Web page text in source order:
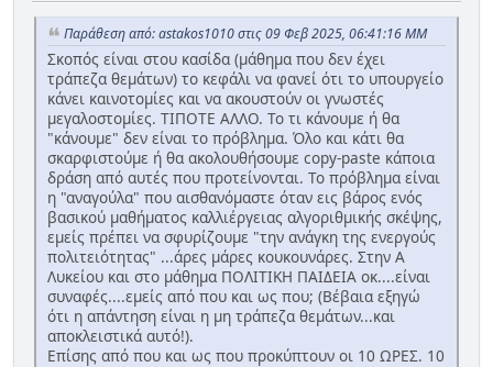
Παράθεση από: astakos1010 στις 09 Φεβ 2025, 06:41:16 ΜΜ
Σκοπός είναι στου κασίδα (μάθημα που δεν έχει
τράπεζα θεμάτων) το κεφάλι να φανεί ότι το υπουργείο
κάνει καινοτομίες και να ακουστούν οι γνωστές
μεγαλοστομίες. ΤΙΠΟΤΕ ΑΛΛΟ. Το τι κάνουμε ή θα
"κάνουμε" δεν είναι το πρόβλημα. Όλο και κάτι θα
σκαρφιστούμε ή θα ακολουθήσουμε copy-paste κάποια
δράση από αυτές που προτείνονται. Το πρόβλημα είναι
η "αναγούλα" που αισθανόμαστε όταν εις βάρος ενός
βασικού μαθήματος καλλιέργειας αλγοριθμικής σκέψης,
εμείς πρέπει να σφυρίζουμε "την ανάγκη της ενεργούς
πολιτειότητας" ...άρες μάρες κουκουνάρες. Στην Α
Λυκείου και στο μάθημα ΠΟΛΙΤΙΚΗ ΠΑΙΔΕΙΑ οκ....είναι
συναφές....εμείς από που και ως που; (Βέβαια εξηγώ
ότι η απάντηση είναι η μη τράπεζα θεμάτων...και
αποκλειστικά αυτό!).
Επίσης από που και ως που προκύπτουν οι 10 ΩΡΕΣ. 10